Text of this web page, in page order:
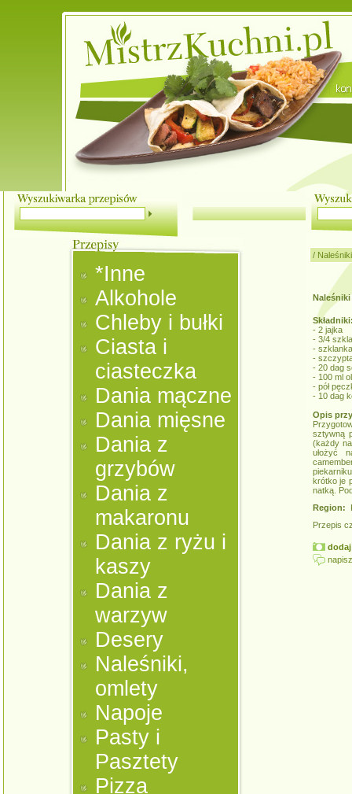
*Inne
Alkohole
Chleby i bułki
Ciasta i
ciasteczka
Dania mączne
Dania mięsne
Dania z
grzybów
Dania z
makaronu
Dania z ryżu i
kaszy
Dania z
warzyw
Desery
Naleśniki,
omlety
Napoje
Pasty i
Pasztety
Pizza
/
Naleśniki
- 2 jajka
- 3/4
-
-
- 20 dag
- 100 ml
- pół
- 10 dag
Opis
sztywną
(każdy
ułożyć
krótko je
natką.
Region:
Przepis